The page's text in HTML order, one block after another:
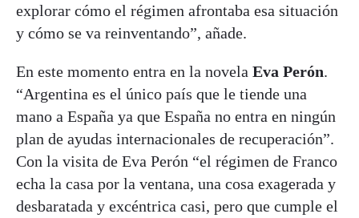
explorar cómo el régimen afrontaba esa situación
y cómo se va reinventando”, añade.
En este momento entra en la novela Eva Perón.
“Argentina es el único país que le tiende una
mano a España ya que España no entra en ningún
plan de ayudas internacionales de recuperación”.
Con la visita de Eva Perón “el régimen de Franco
echa la casa por la ventana, una cosa exagerada y
desbaratada y excéntrica casi, pero que cumple el